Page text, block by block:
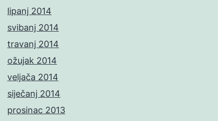
lipanj 2014
svibanj 2014
travanj 2014
ožujak 2014
veljača 2014
siječanj 2014
prosinac 2013